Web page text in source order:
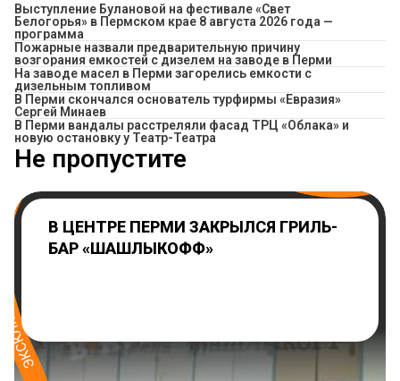
Выступление Булановой на фестивале «Свет
Белогорья» в Пермском крае 8 августа 2026 года —
программа
Пожарные назвали предварительную причину
возгорания емкостей с дизелем на заводе в Перми
На заводе масел в Перми загорелись емкости с
дизельным топливом
В Перми скончался основатель турфирмы «Евразия»
Сергей Минаев
В Перми вандалы расстреляли фасад ТРЦ «Облака» и
новую остановку у Театр-Театра
Не пропустите
В ЦЕНТРЕ ПЕРМИ ЗАКРЫЛСЯ ГРИЛЬ-
БАР «ШАШЛЫКОФФ»